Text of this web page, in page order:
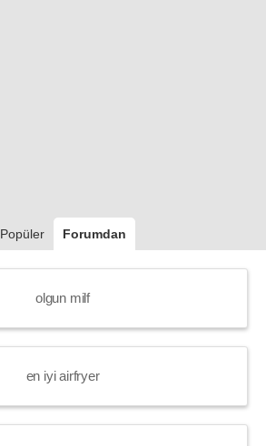
Popüler Forumdan
olgun milf
en iyi airfryer